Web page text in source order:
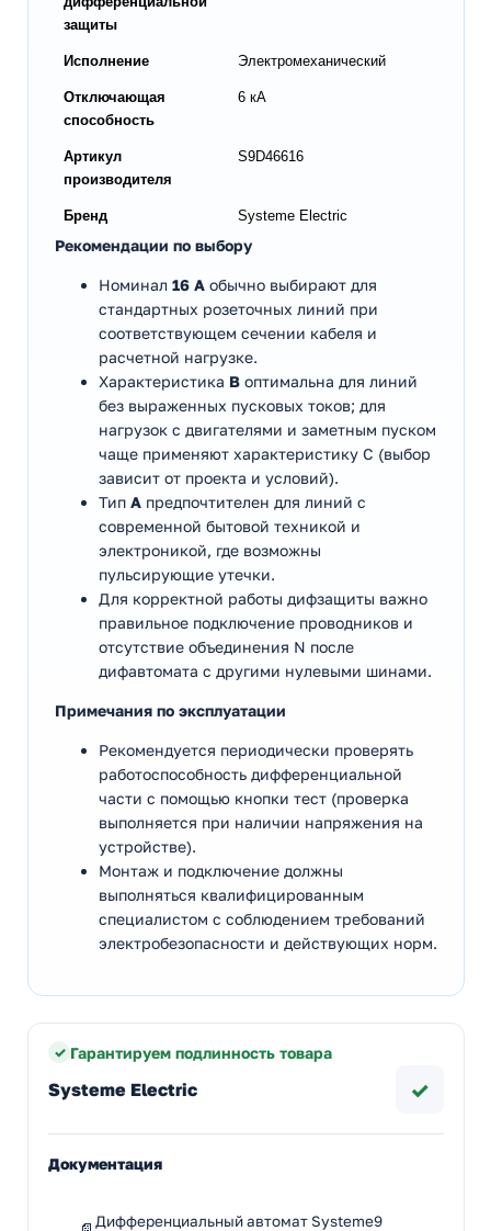
защиты
Исполнение Электромеханический
Отключающая
способность
6 кА
Артикул
производителя
S9D46616
Бренд Systeme Electric
Рекомендации по выбору
Номинал 16 А обычно выбирают для
стандартных розеточных линий при
соответствующем сечении кабеля и
расчетной нагрузке.
Характеристика B оптимальна для линий
без выраженных пусковых токов; для
нагрузок с двигателями и заметным пуском
чаще применяют характеристику C (выбор
зависит от проекта и условий).
Тип A предпочтителен для линий с
современной бытовой техникой и
электроникой, где возможны
пульсирующие утечки.
Для корректной работы дифзащиты важно
правильное подключение проводников и
отсутствие объединения N после
дифавтомата с другими нулевыми шинами.
Примечания по эксплуатации
Рекомендуется периодически проверять
работоспособность дифференциальной
части с помощью кнопки тест (проверка
выполняется при наличии напряжения на
устройстве).
Монтаж и подключение должны
выполняться квалифицированным
специалистом с соблюдением требований
электробезопасности и действующих норм.
Гарантируем подлинность товара
Systeme Electric ✓
Документация
Дифференциальный автомат Systeme9